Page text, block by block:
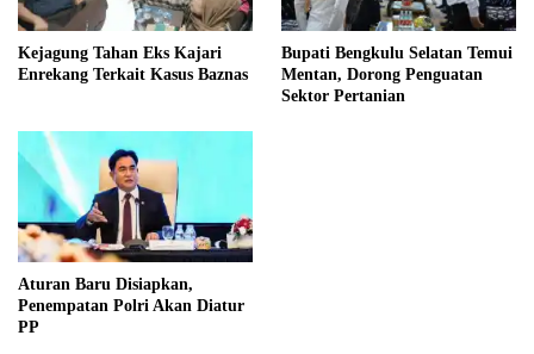
Kejagung Tahan Eks Kajari
Enrekang Terkait Kasus Baznas
Bupati Bengkulu Selatan Temui
Mentan, Dorong Penguatan
Sektor Pertanian
Aturan Baru Disiapkan,
Penempatan Polri Akan Diatur
PP